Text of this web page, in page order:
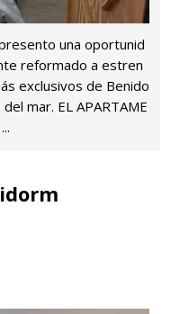
una oportunid
reformado a estren
exclusivos de Benido
mar. EL APARTAME